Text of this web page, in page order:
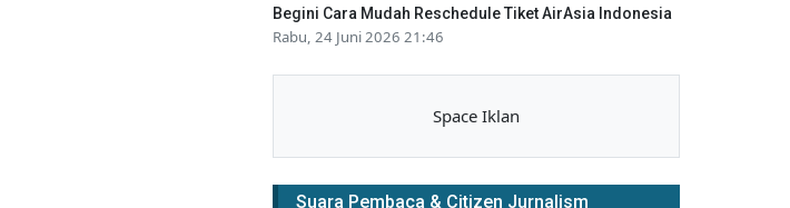
Begini Cara Mudah Reschedule Tiket AirAsia Indonesia
Rabu, 24 Juni 2026 21:46
Space Iklan
Suara Pembaca & Citizen Jurnalism